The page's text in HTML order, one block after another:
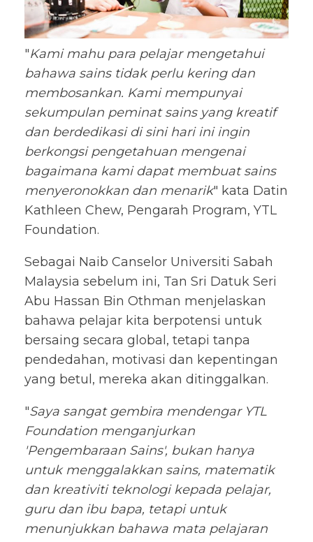
"Kami mahu para pelajar mengetahui
bahawa sains tidak perlu kering dan
membosankan. Kami mempunyai
sekumpulan peminat sains yang kreatif
dan berdedikasi di sini hari ini ingin
berkongsi pengetahuan mengenai
bagaimana kami dapat membuat sains
menyeronokkan dan menarik" kata Datin
Kathleen Chew, Pengarah Program, YTL
Foundation.
Sebagai Naib Canselor Universiti Sabah
Malaysia sebelum ini, Tan Sri Datuk Seri
Abu Hassan Bin Othman menjelaskan
bahawa pelajar kita berpotensi untuk
bersaing secara global, tetapi tanpa
pendedahan, motivasi dan kepentingan
yang betul, mereka akan ditinggalkan.
"Saya sangat gembira mendengar YTL
Foundation menganjurkan
'Pengembaraan Sains', bukan hanya
untuk menggalakkan sains, matematik
dan kreativiti teknologi kepada pelajar,
guru dan ibu bapa, tetapi untuk
menunjukkan bahawa mata pelajaran